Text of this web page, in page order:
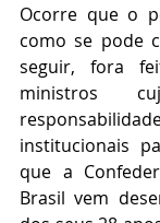
Ocorre que o
como se pode
seguir, fora
ministros
institucionais
que a
Brasil vem